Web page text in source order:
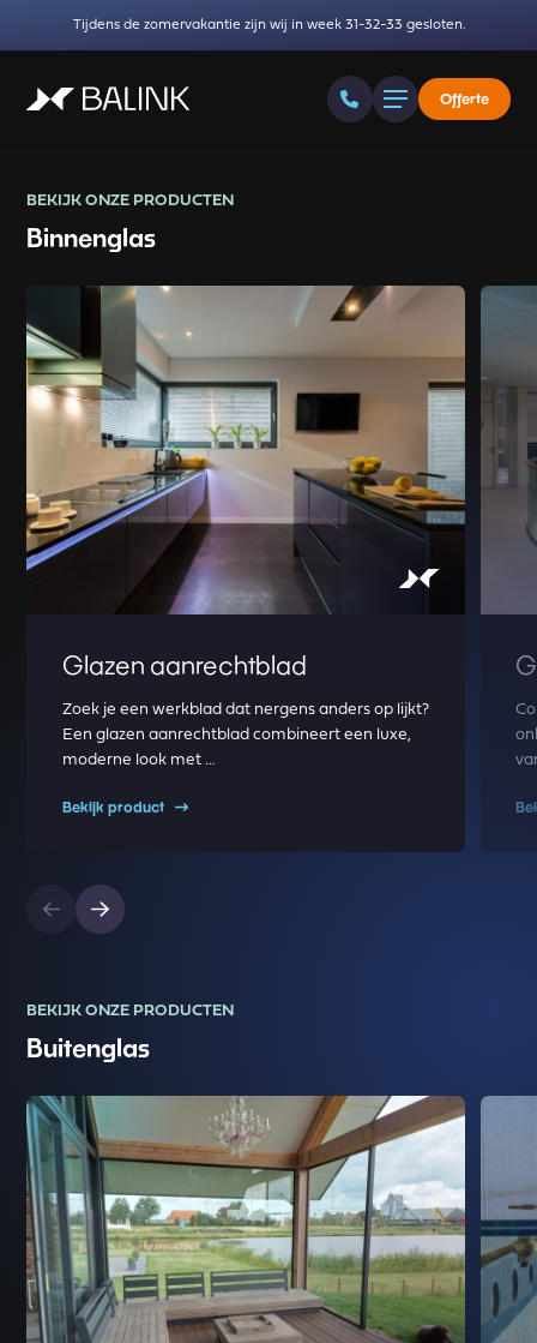
Tijdens de zomervakantie zijn wij in week 31-32-33 gesloten.
Offerte
BEKIJK ONZE PRODUCTEN
Binnenglas
Read more about Glazen aanrechtblad
Glazen aanrechtblad
Zoek je een werkblad dat nergens anders op lijkt?
Een glazen aanrechtblad combineert een luxe,
moderne look met …
Bekijk product
Read
BEKIJK ONZE PRODUCTEN
Buitenglas
Read more about Glazen windschermen Read